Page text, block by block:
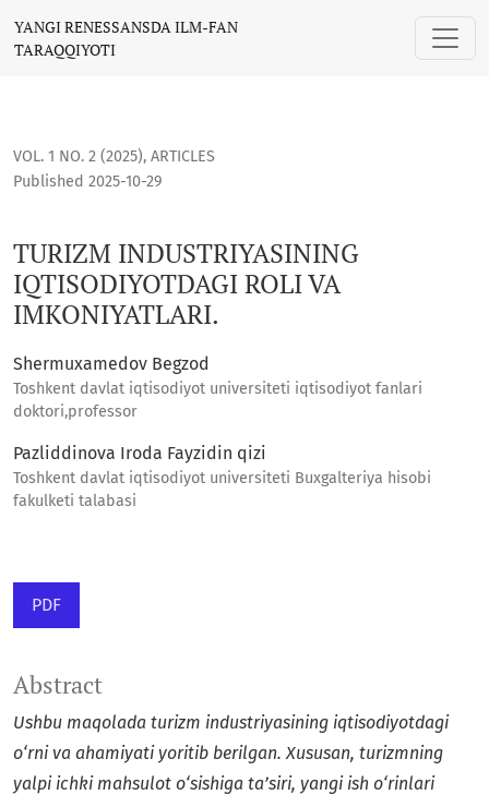
TURIZM INDUSTRIYASINING IQTISODIYOTDAGI ROLI VA
YANGI RENESSANSDA ILM-FAN
TARAQQIYOTI
VOL. 1 NO. 2 (2025), ARTICLES
TURIZM INDUSTRIYASINING
IQTISODIYOTDAGI ROLI VA
IMKONIYATLARI.
Published 2025-10-29
Shermuxamedov Begzod
Toshkent davlat iqtisodiyot universiteti iqtisodiyot fаnlаri
doktori,professor
Pazliddinova Iroda Fayzidin qizi
Toshkent davlat iqtisodiyot universiteti Buxgalteriya hisobi
fakulketi talabasi
PDF
Abstract
Ushbu maqolada turizm industriyasining iqtisodiyotdagi
o‘rni va ahamiyati yoritib berilgan. Xususan, turizmning
yalpi ichki mahsulot o‘sishiga ta’siri, yangi ish o‘rinlari